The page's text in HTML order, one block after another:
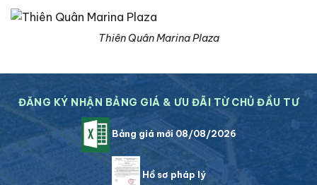
Thiên Quân Marina Plaza
ĐĂNG KÝ NHẬN BẢNG GIÁ & ƯU ĐÃI TỪ CHỦ ĐẦU TƯ
Bảng giá mới 08/08/2026
Hồ sơ pháp lý